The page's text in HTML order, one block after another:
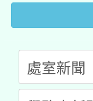
開 智